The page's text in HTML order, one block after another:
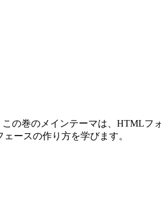
の巻のメインテーマは、HTMLフ
ースの作り方を学びます。